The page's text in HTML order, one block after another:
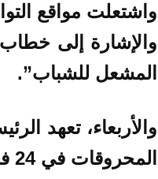
واشتعلت مواقع
والإشارة إلى
المشعل للشباب”.
والأربعاء، تعهد
المحروقات في 24 فبراير، بتجسيد مطالب التغيير.